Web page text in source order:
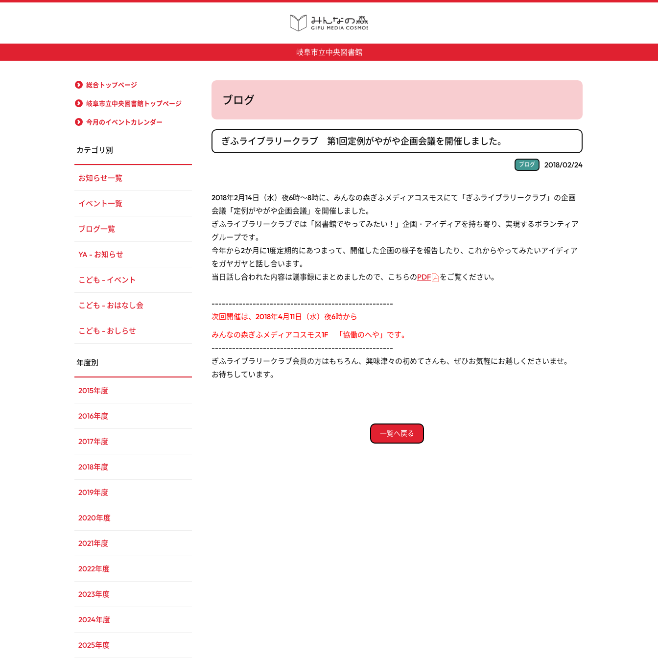
岐阜市立中央図書館
ブログ
ぎふライブラリークラブ 第1回定例がやがや企画会議を開催しました。
ブログ 2018/02/24
2018年2月14日（水）夜6時～8時に、みんなの森ぎふメディアコスモスにて「ぎふライブラリークラブ」の企画
会議「定例がやがや企画会議」を開催しました。
ぎふライブラリークラブでは「図書館でやってみたい！」企画・アイディアを持ち寄り、実現するボランティア
グループです。
今年から2か月に1度定期的にあつまって、開催した企画の様子を報告したり、これからやってみたいアイディア
をガヤガヤと話し合います。
当日話し合われた内容は議事録にまとめましたので、こちらのPDF をご覧ください。
-----------------------------------------------------
次回開催は、2018年4月11日（水）夜6時から
みんなの森ぎふメディアコスモス1F 「協働のへや」です。
-----------------------------------------------------
ぎふライブラリークラブ会員の方はもちろん、興味津々の初めてさんも、ぜひお気軽にお越しくださいませ。
お待ちしています。
一覧へ戻る
総合トップページ
岐阜市立中央図書館トップページ
今月のイベントカレンダー
カテゴリ別
お知らせ一覧
イベント一覧
ブログ一覧
YA - お知らせ
こども - イベント
こども - おはなし会
こども - おしらせ
年度別
2015年度
2016年度
2017年度
2018年度
2019年度
2020年度
2021年度
2022年度
2023年度
2024年度
2025年度